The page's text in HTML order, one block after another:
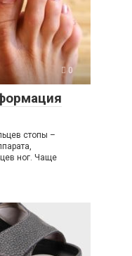
0
стопы –
ног. Чаще